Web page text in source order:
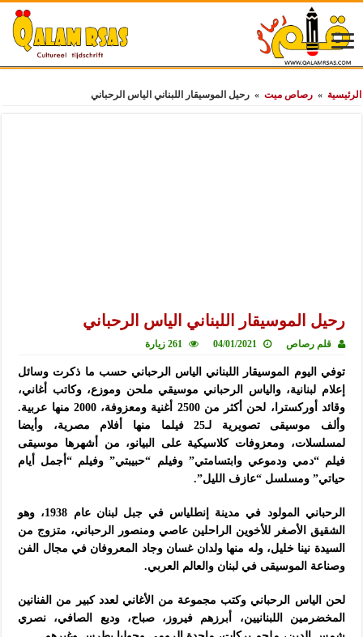
الرئيسية » رصاص ميت » رحيل الموسيقار اللبناني الياس الرحباني
رحيل الموسيقار اللبناني الياس الرحباني
قلم رصاص 04/01/2021 261 زيارة
توفي اليوم الموسيقار اللبناني الياس الرحباني حسب ما ذكرت وسائل
إعلام لبنانية، والياس الرحباني موسيقي ملحن وموزع، وكاتب أغاني،
وقائد أوركسترا، لحن أكثر من 2500 أغنية ومعزوفة، 2000 منها عربية.
وألف موسيقى تصويرية لـ25 فيلما منها أفلام مصرية، وأيضا
لمسلسلات، ومعزوفات كلاسيكية على البيانو، من أشهرها موسيقى
فيلم “دمي ودموعي وابتسامتي” وفيلم “حبيبتي” وفيلم “أجمل أيام
حياتي” ومسلسل “عازف الليل”.
الرحباني المولود في مدينة إنطلياس في جبل لبنان عام 1938، وهو
الشقيق الأصغر للأخوين الراحلين عاصي ومنصور الرحباني، متزوج من
السيدة نينا خليل، وله منها ولدان غسان وجاد المعروفان في مجال الفن
وصناعة الموسيقى في لبنان والعالم العربي.
لحن الياس الرحباني وكتب مجموعة من الأغاني لعدد كبير من الفنانين
المخضرمين اللبنانيين، أبرزهم فيروز، صباح، وديع الصافي، نصري